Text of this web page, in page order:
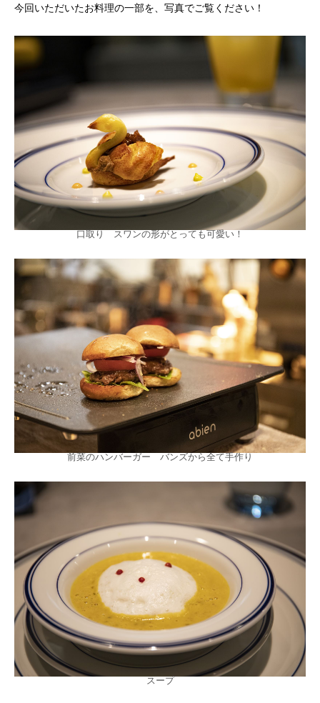
今回いただいたお料理の一部を、写真でご覧ください！
口取り スワンの形がとっても可愛い！
前菜のハンバーガー バンズから全て手作り
スープ